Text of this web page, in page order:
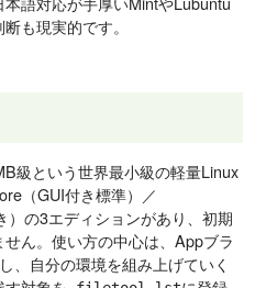
も現実的です。
級という世界最小級の軽量Linux
（GUI付き標準）／
の3エディションがあり、初期
ん。使い方の中心は、Appブラ
、自分の環境を組み上げていく